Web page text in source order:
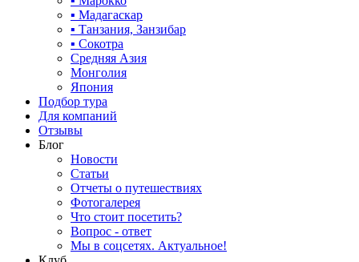
▪ Мадагаскар
▪ Танзания, Занзибар
▪ Сокотра
Средняя Азия
Монголия
Япония
Подбор тура
Для компаний
Отзывы
Блог
Новости
Статьи
Отчеты о путешествиях
Фотогалерея
Что стоит посетить?
Вопрос - ответ
Мы в соцсетях. Актуальное!